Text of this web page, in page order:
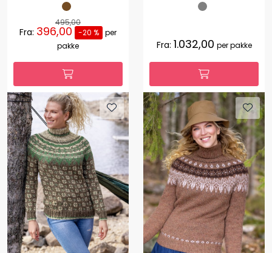
495,00
Fra: 396,00 -20 % per
pakke
Fra: 1.032,00 per pakke